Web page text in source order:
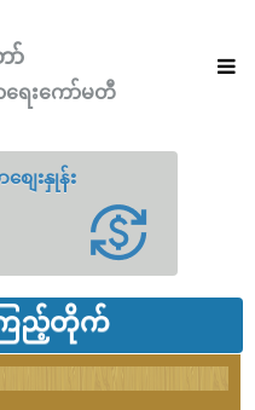
ာ်
ေးကော်မတီ
ေးနှုန်း
ကြည့်တိုက်